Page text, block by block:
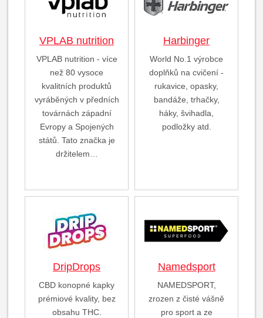
VPLAB nutrition
VPLAB nutrition - více
než 80 vysoce
kvalitních produktů
vyráběných v předních
továrnách západní
Evropy a Spojených
států. Tato značka je
držitelem…
Harbinger
World No.1 výrobce
doplňků na cvičení -
rukavice, opasky,
bandáže, trhačky,
háky, švihadla,
podložky atd.
DripDrops
CBD konopné kapky
prémiové kvality, bez
obsahu THC.
Namedsport
NAMEDSPORT,
zrozen z čisté vášně
pro sport a ze